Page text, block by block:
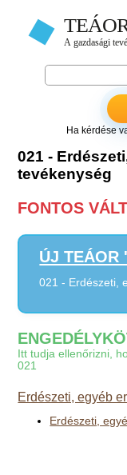
Ha kérdése
021 -
tevékenység
FONTOS
ÚJ TEÁOR
021 - Erdészeti,
Itt tudja ellenőrizni,
021
Erdészeti, egyéb
Erdészeti,